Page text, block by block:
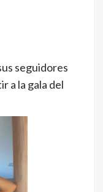
seguidores
a la gala del